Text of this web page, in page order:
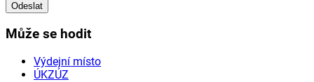
Odeslat
Může se hodit
Výdejní místo
ÚKZÚZ